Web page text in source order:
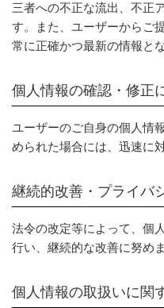
三者への不正な流出、不正
す。また、ユーザーからご
常に正確かつ最新の情報と
個人情報の確認・修正
ユーザーのご自身の個人情
められた場合には、迅速に
継続的改善・プライバ
法令の改定等によって、個
行い、継続的な改善に努めま
個人情報の取扱いに関